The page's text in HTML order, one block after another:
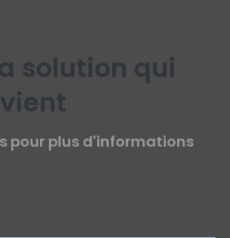
solution qui
pour plus d'informations